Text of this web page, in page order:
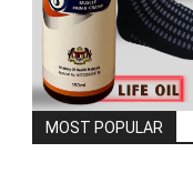
MOST POPULAR